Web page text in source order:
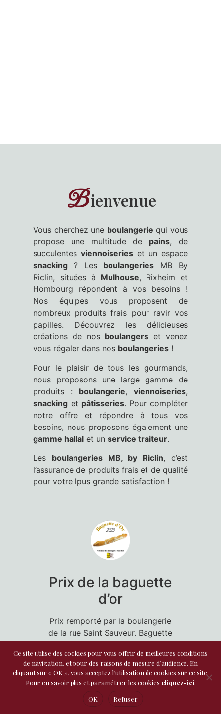
Bienvenue
Vous cherchez une boulangerie qui vous
propose une multitude de pains, de
succulentesviennoiseries et un espace
snacking ? Les boulangeries MB By
Riclin, situées à Mulhouse, Rixheim et
Hombourg répondent à vos besoins !
Nos équipes vous proposent de
nombreux produits frais pour ravir vos
papilles. Découvrez les délicieuses
créations de nos boulangers et venez
vous régaler dans nos boulangeries !
Pour le plaisir de tous les gourmands,
nous proposons une large gamme de
produits : boulangerie, viennoiseries,
snacking et pâtisseries. Pour compléter
notre offre et répondre à tous vos
besoins, nous proposons également une
gamme hallal et unservice traiteur.
Les boulangeries MB, by Riclin, c’est
l’assurance de produits frais et de qualité
pour votre lpus grande satisfaction !
Prix de la baguette
d’or
Prix remporté par la boulangerie
de la rue Saint Sauveur. Baguette
Ce site utilise des cookies pour vous offrir de meilleures conditions
de navigation, et pour des raisons de mesure d’audience. En
cliquant sur « OK », vous acceptez l’utilisation de cookies sur ce site.
Pour en savoir plus et paramétrer les cookies cliquez-ici.
OK
Refuser